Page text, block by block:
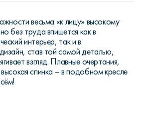
весьма «к лицу» высокому
без труда впишется как в
интерьер, так и в
став той самой деталью,
взгляд. Плавные очертания,
спинка – в подобном кресле